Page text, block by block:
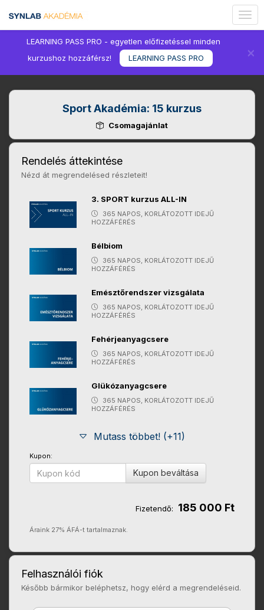
LEARNING PASS PRO - egyetlen előfizetéssel minden
kurzushoz hozzáférsz!
LEARNING PASS PRO ×
Sport Akadémia: 15 kurzus
Csomagajánlat
Rendelés áttekintése
Nézd át megrendelésed részleteit!
3. SPORT kurzus ALL-IN
365 NAPOS, KORLÁTOZOTT IDEJŰ
HOZZÁFÉRÉS
Bélbiom
365 NAPOS, KORLÁTOZOTT IDEJŰ
HOZZÁFÉRÉS
Emésztőrendszer vizsgálata
365 NAPOS, KORLÁTOZOTT IDEJŰ
HOZZÁFÉRÉS
Fehérjeanyagcsere
365 NAPOS, KORLÁTOZOTT IDEJŰ
HOZZÁFÉRÉS
Glükózanyagcsere
365 NAPOS, KORLÁTOZOTT IDEJŰ
HOZZÁFÉRÉS
Mutass többet! (+11)
Kupon:
Kupon beváltása
Fizetendő: 185 000 Ft
Áraink 27% ÁFÁ-t tartalmaznak.
Felhasználói fiók
Később bármikor beléphetsz, hogy elérd a megrendeléseid.